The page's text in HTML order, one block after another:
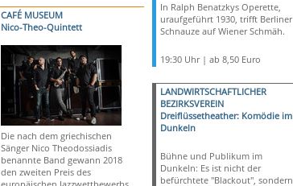
CAFÉ MUSEUM
Nico-Theo-Quintett
Die nach dem griechischen
Sänger Nico Theodossiadis
benannte Band gewann 2018
den zweiten Preis des
In Ralph Benatzkys Operette,
uraufgeführt 1930, trifft Berliner
Schnauze auf Wiener Schmäh.
19:30 Uhr | ab 8,50 Euro
LANDWIRTSCHAFTLICHER
BEZIRKSVEREIN
Dreiflüssetheather: Komödie im
Dunkeln
Bühne und Publikum im
Dunkeln: Es ist nicht der
befürchtete "Blackout", sondern